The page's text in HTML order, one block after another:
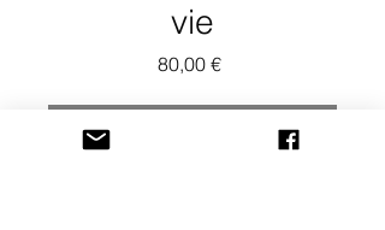
vie
80,00 €Prix